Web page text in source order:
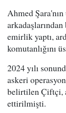
Ahmed Şara'nın
emirlik yaptı,
komutanlığını
2024 yılı
askeri
belirtilen Çiftçi,
ettirilmişti.